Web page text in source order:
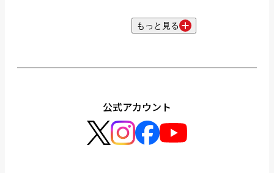
もっと見る
公式アカウント